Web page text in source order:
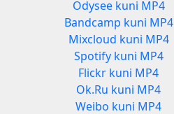
Odysee kuni MP4
Bandcamp kuni MP4
Mixcloud kuni MP4
Spotify kuni MP4
Flickr kuni MP4
Ok.Ru kuni MP4
Weibo kuni MP4